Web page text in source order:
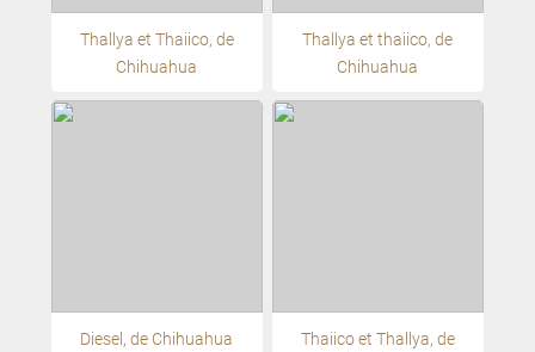
Thallya et Thaiico, de
Chihuahua
Thallya et thaiico, de
Chihuahua
Diesel, de Chihuahua
Thaiico et Thallya, de